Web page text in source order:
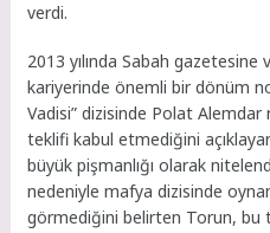
verdi.
2013 yılında Sabah
kariyerinde önemli bir dönüm
Vadisi” dizisinde Polat Alemdar
teklifi kabul etmediğini
büyük pişmanlığı olarak
nedeniyle mafya dizisinde
görmediğini belirten Torun, bu